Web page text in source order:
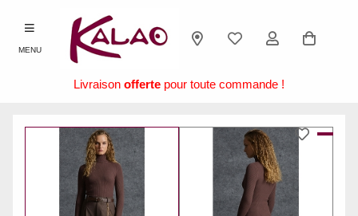
MENU
Livraison offerte pour toute commande !